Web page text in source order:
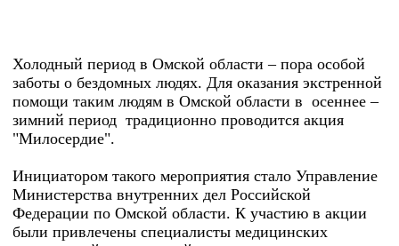
Холодный период в Омской области – пора особой
заботы о бездомных людях. Для оказания экстренной
помощи таким людям в Омской области в осеннее –
зимний период традиционно проводится акция
"Милосердие".
Инициатором такого мероприятия стало Управление
Министерства внутренних дел Российской
Федерации по Омской области. К участию в акции
были привлечены специалисты медицинских